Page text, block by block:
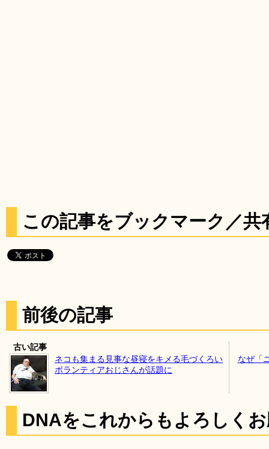
この記事をブックマーク／共
前後の記事
古い記事
ネコも集まる見事な昼寝をキメる毛づくろい
ボランティアおじさんが話題に
なぜ「
DNAをこれからもよろしく